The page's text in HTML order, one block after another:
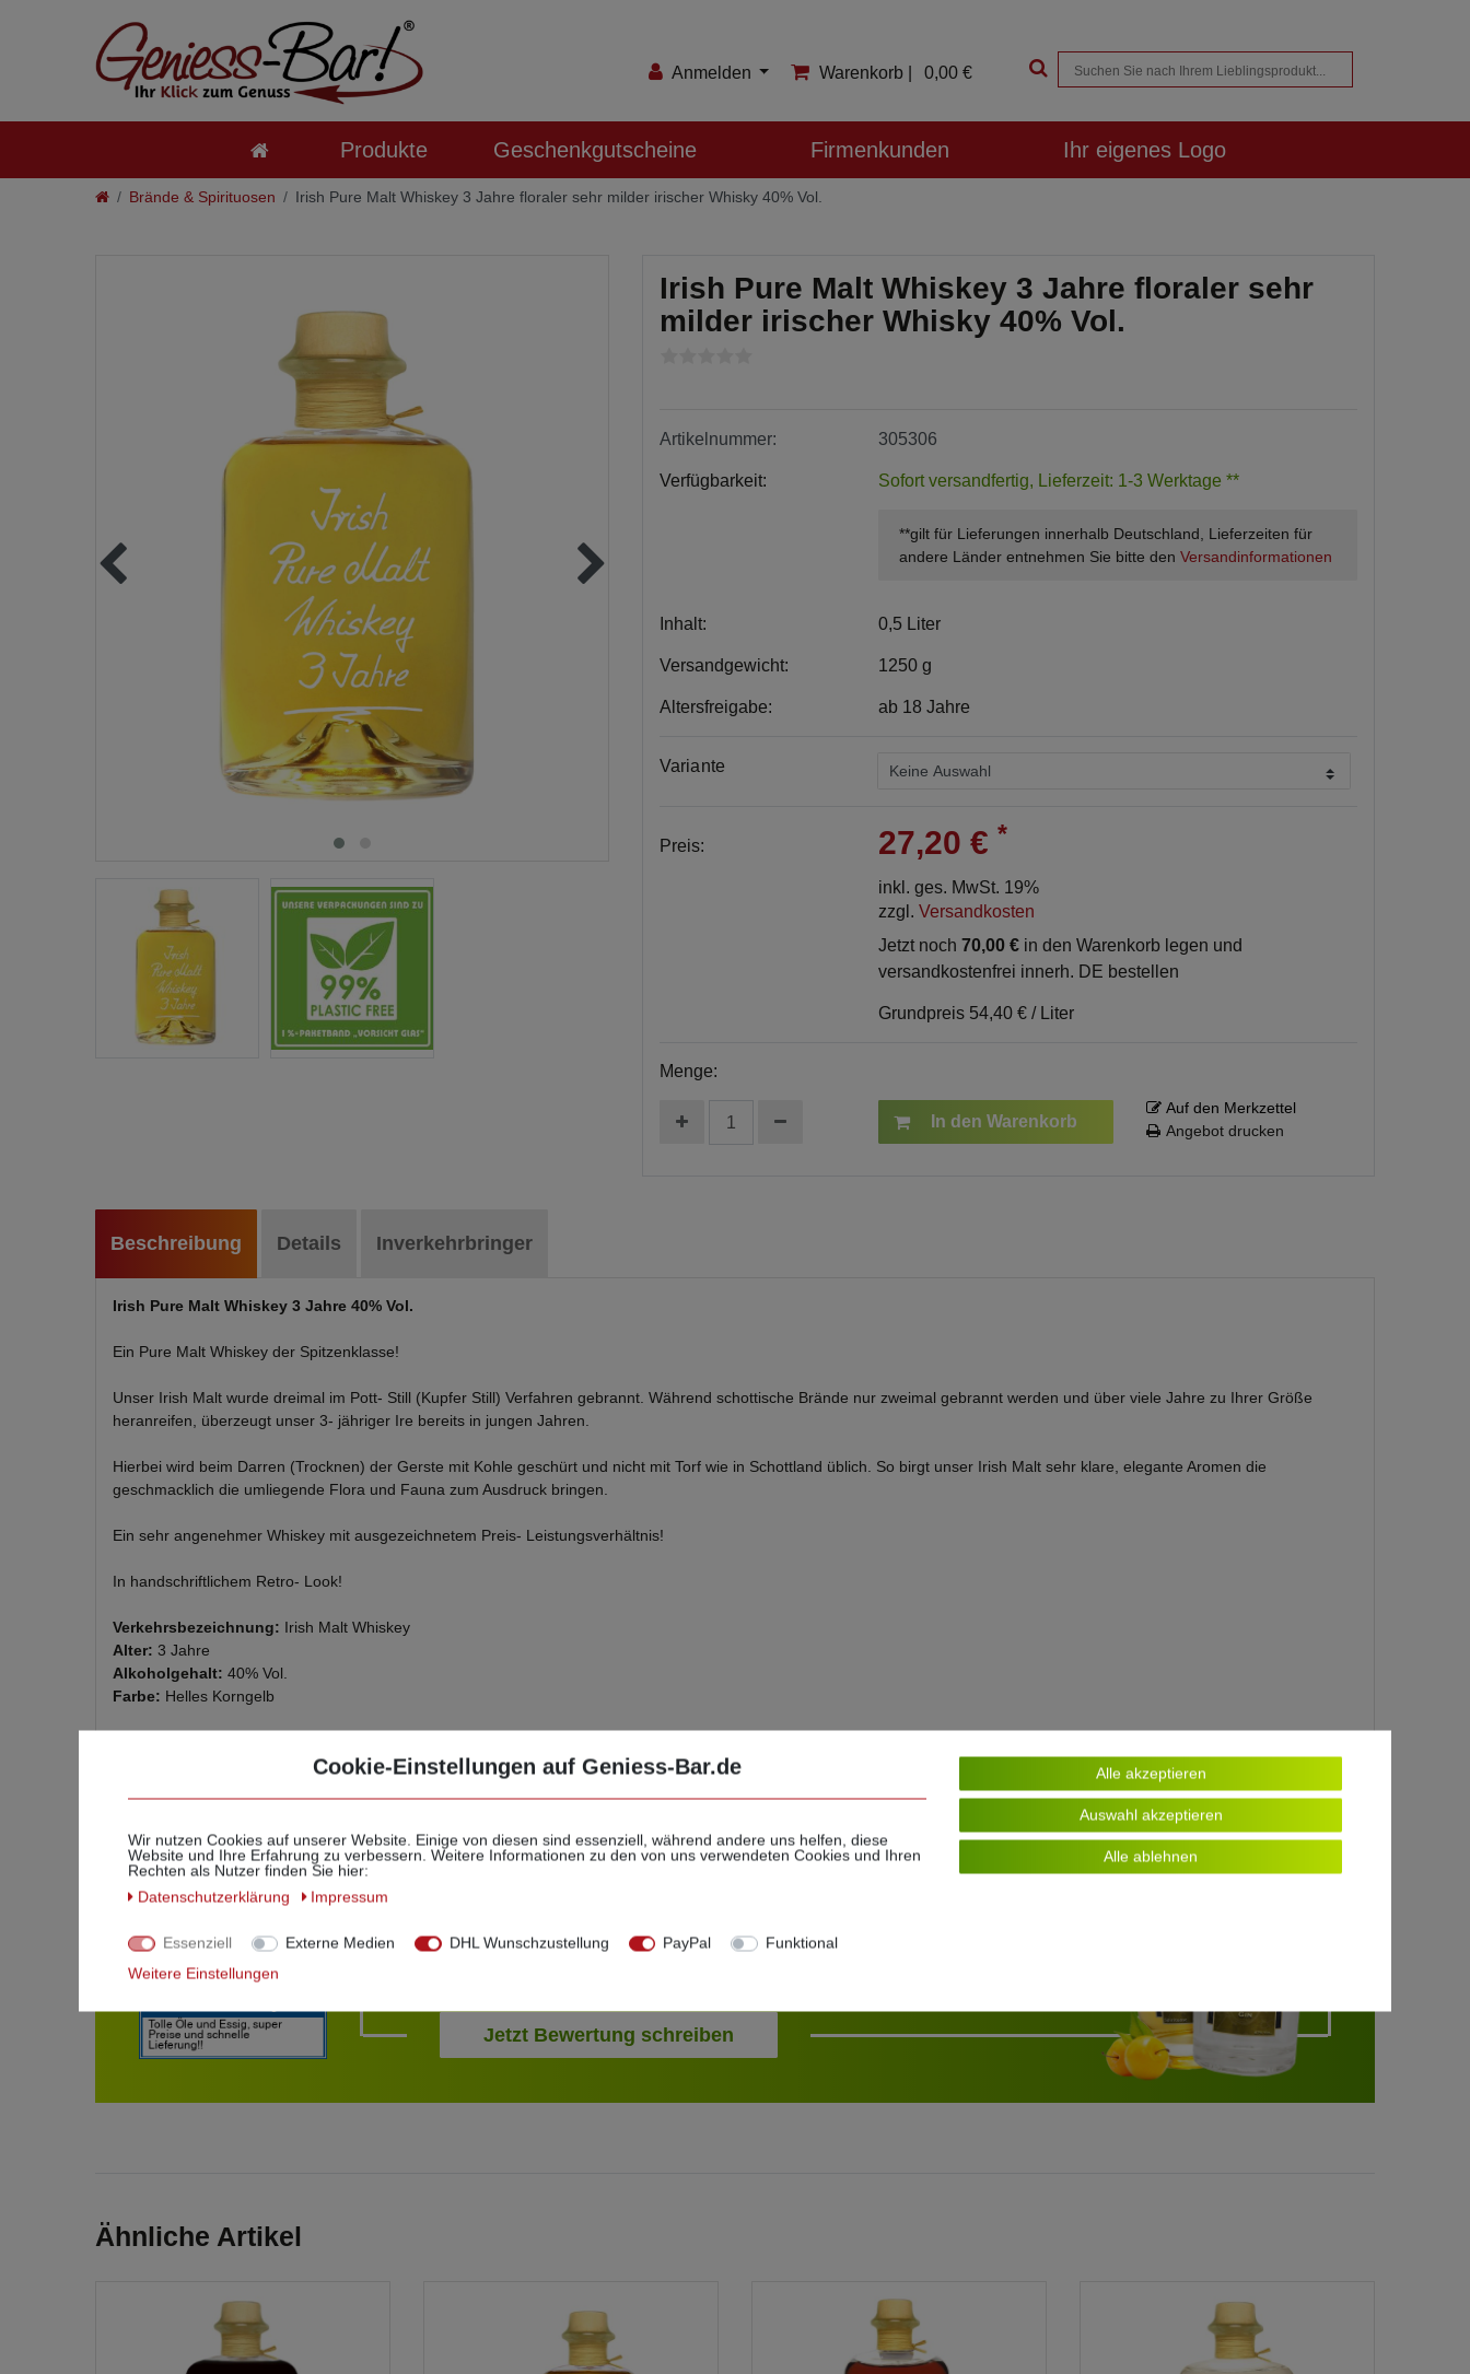
Anmelden
Registrieren
Warenkorb | 0,00 €
Produkte Geschenkgutscheine Firmenkunden Ihr eigenes Logo
Brände & Spirituosen Irish Pure Malt Whiskey 3 Jahre floraler sehr milder irischer Whisky 40% Vol.
Irish Pure Malt Whiskey 3 Jahre floraler sehr
milder irischer Whisky 40% Vol.
Artikelnummer: 305306
Verfügbarkeit: Sofort versandfertig, Lieferzeit: 1-3 Werktage **
**gilt für Lieferungen innerhalb Deutschland, Lieferzeiten für
andere Länder entnehmen Sie bitte den Versandinformationen
Inhalt: 0,5 Liter
Versandgewicht: 1250 g
Altersfreigabe: ab 18 Jahre
Variante
Preis: 27,20 € *
inkl. ges. MwSt. 19%
zzgl. Versandkosten
Jetzt noch 70,00 € in den Warenkorb legen und
versandkostenfrei innerh. DE bestellen
Grundpreis 54,40 € / Liter
Menge:
In den Warenkorb
Auf den Merkzettel
Angebot drucken
Beschreibung Details Inverkehrbringer
Irish Pure Malt Whiskey 3 Jahre 40% Vol.
Ein Pure Malt Whiskey der Spitzenklasse!
Unser Irish Malt wurde dreimal im Pott- Still (Kupfer Still) Verfahren gebrannt. Während schottische Brände nur zweimal gebrannt werden und über viele Jahre zu Ihrer Größe
heranreifen, überzeugt unser 3- jähriger Ire bereits in jungen Jahren.
Hierbei wird beim Darren (Trocknen) der Gerste mit Kohle geschürt und nicht mit Torf wie in Schottland üblich. So birgt unser Irish Malt sehr klare, elegante Aromen die
geschmacklich die umliegende Flora und Fauna zum Ausdruck bringen.
Ein sehr angenehmer Whiskey mit ausgezeichnetem Preis- Leistungsverhältnis!
In handschriftlichem Retro- Look!
Verkehrsbezeichnung: Irish Malt Whiskey
Alter: 3 Jahre
Alkoholgehalt: 40% Vol.
Farbe: Helles Korngelb
Geben Sie Ihre Stimme für unseren Shop ab
Jetzt Bewertung schreiben
Ähnliche Artikel
Cookie-Einstellungen auf Geniess-Bar.de
Wir nutzen Cookies auf unserer Website. Einige von diesen sind essenziell, während andere uns helfen, diese
Website und Ihre Erfahrung zu verbessern. Weitere Informationen zu den von uns verwendeten Cookies und Ihren
Rechten als Nutzer finden Sie hier:
Daten­schutz­erklärung
Impressum
Essenziell Externe Medien DHL Wunschzustellung PayPal
Funktional
Weitere Einstellungen
Alle akzeptieren
Auswahl akzeptieren
Alle ablehnen